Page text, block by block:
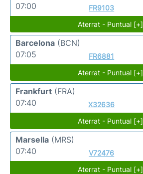
07:00
FR9103
Aterrat - Puntual [+]
Barcelona (BCN)
07:05
FR6881
Aterrat - Puntual [+]
Frankfurt (FRA)
07:40
X32636
Aterrat - Puntual [+]
Marsella (MRS)
07:40
V72476
Aterrat - Puntual [+]